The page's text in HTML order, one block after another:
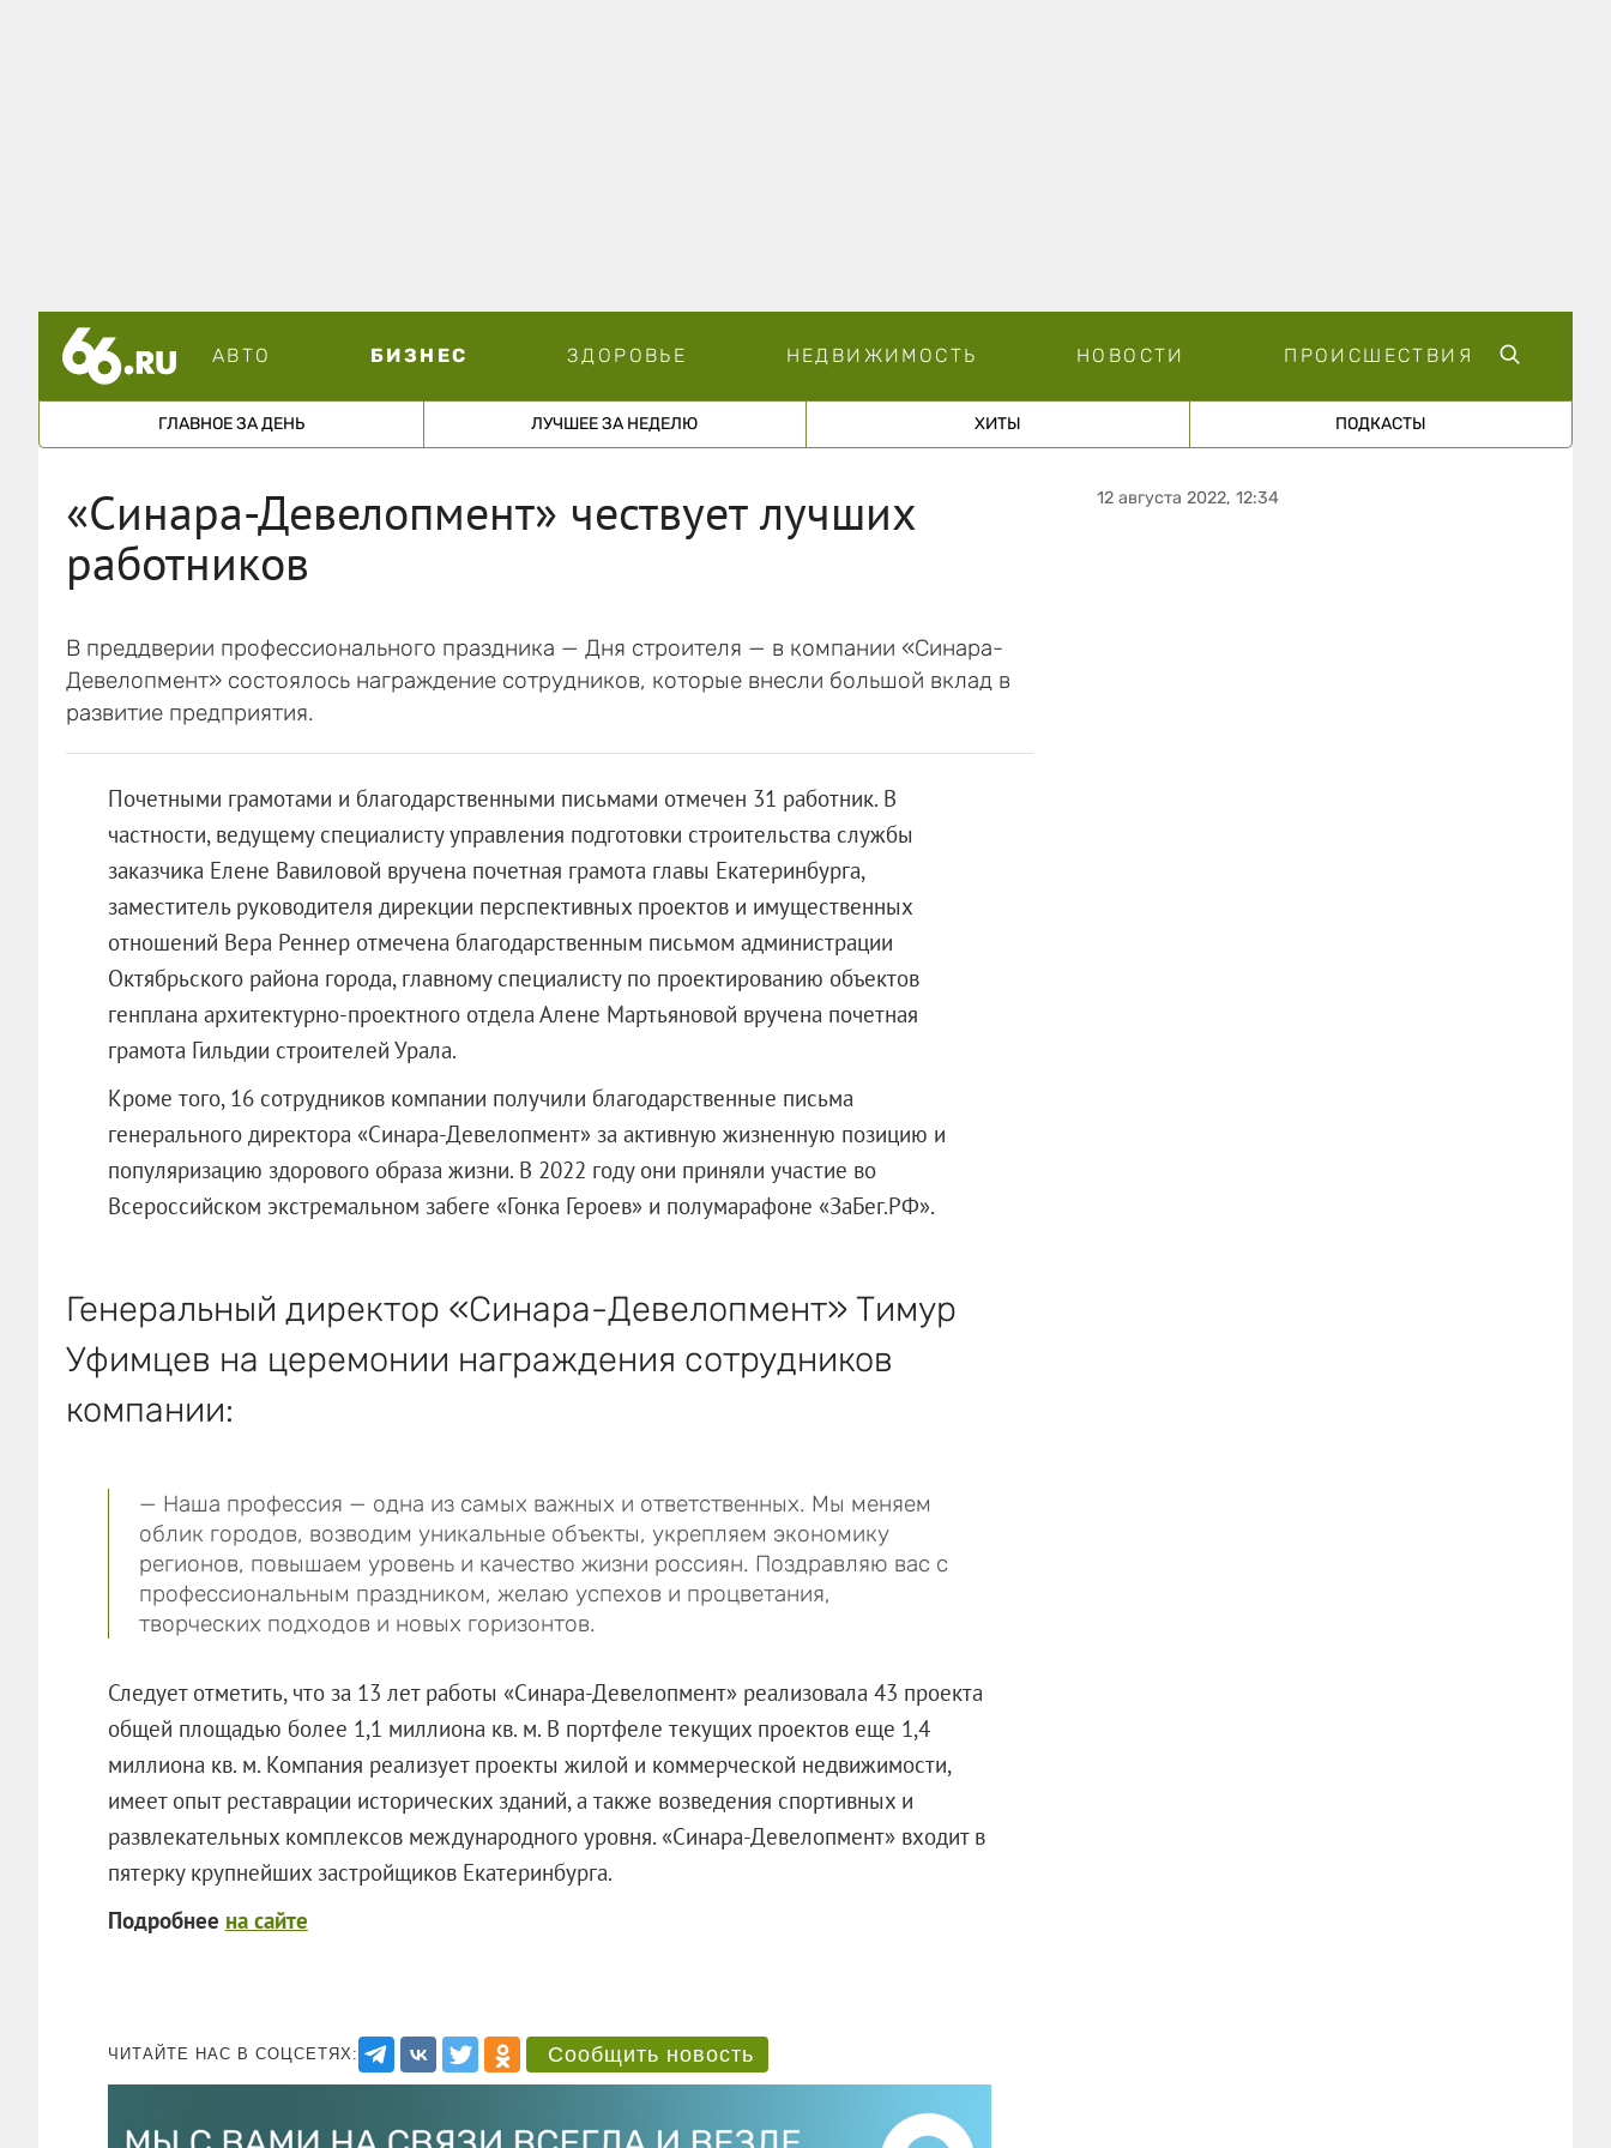
АВТО БИЗНЕС ЗДОРОВЬЕ НЕДВИЖИМОСТЬ НОВОСТИ ПРОИСШЕСТВИЯ
ГЛАВНОЕ ЗА ДЕНЬ ЛУЧШЕЕ ЗА НЕДЕЛЮ ХИТЫ ПОДКАСТЫ
«Синара-Девелопмент» чествует лучших
работников
В преддверии профессионального праздника — Дня строителя — в компании «Синара-
Девелопмент» состоялось награждение сотрудников, которые внесли большой вклад в
развитие предприятия.
Почетными грамотами и благодарственными письмами отмечен 31 работник. В
частности, ведущему специалисту управления подготовки строительства службы
заказчика Елене Вавиловой вручена почетная грамота главы Екатеринбурга,
заместитель руководителя дирекции перспективных проектов и имущественных
отношений Вера Реннер отмечена благодарственным письмом администрации
Октябрьского района города, главному специалисту по проектированию объектов
генплана архитектурно-проектного отдела Алене Мартьяновой вручена почетная
грамота Гильдии строителей Урала.
Кроме того, 16 сотрудников компании получили благодарственные письма
генерального директора «Синара-Девелопмент» за активную жизненную позицию и
популяризацию здорового образа жизни. В 2022 году они приняли участие во
Всероссийском экстремальном забеге «Гонка Героев» и полумарафоне «ЗаБег.РФ».
Генеральный директор «Синара-Девелопмент» Тимур
Уфимцев на церемонии награждения сотрудников
компании:
— Наша профессия — одна из самых важных и ответственных. Мы меняем
облик городов, возводим уникальные объекты, укрепляем экономику
регионов, повышаем уровень и качество жизни россиян. Поздравляю вас с
профессиональным праздником, желаю успехов и процветания,
творческих подходов и новых горизонтов.
Следует отметить, что за 13 лет работы «Синара-Девелопмент» реализовала 43 проекта
общей площадью более 1,1 миллиона кв. м. В портфеле текущих проектов еще 1,4
миллиона кв. м. Компания реализует проекты жилой и коммерческой недвижимости,
имеет опыт реставрации исторических зданий, а также возведения спортивных и
развлекательных комплексов международного уровня. «Синара-Девелопмент» входит в
пятерку крупнейших застройщиков Екатеринбурга.
Подробнее на сайте
ЧИТАЙТЕ НАС В СОЦСЕТЯХ: Сообщить новость
12 августа 2022, 12:34